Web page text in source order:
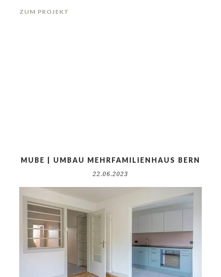
ZUM PROJEKT
MUBE | UMBAU MEHRFAMILIENHAUS BERN
22.06.2023